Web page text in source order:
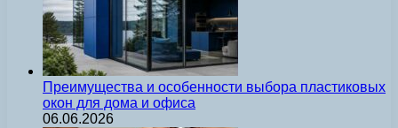
Преимущества и особенности выбора пластиковых
окон для дома и офиса
06.06.2026